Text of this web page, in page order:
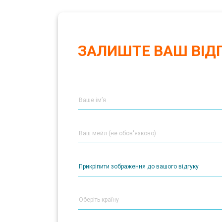
ЗАЛИШТЕ ВАШ
Прикріпити зображення до вашого відгуку